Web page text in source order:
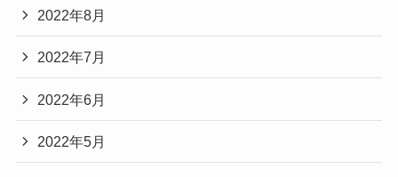
2022年8月
2022年7月
2022年6月
2022年5月